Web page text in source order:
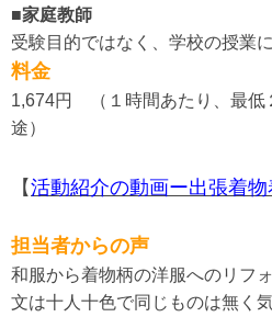
■家庭教師
受験目的ではなく、学校の授業
料金
1,674円 （１時間あたり、最低
途）
【活動紹介の動画ー出張着物
担当者からの声
和服から着物柄の洋服へのリフ
文は十人十色で同じものは無く